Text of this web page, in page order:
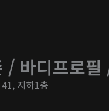
/ 바디프로
지하1층